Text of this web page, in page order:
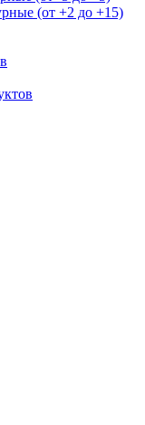
(от +2 до +15)